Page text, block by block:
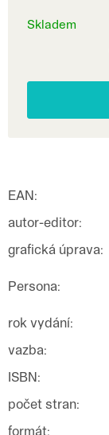
Skladem
EAN:
autor-editor:
grafická úprava:
Persona:
rok vydání:
vazba:
ISBN:
počet stran:
formát: